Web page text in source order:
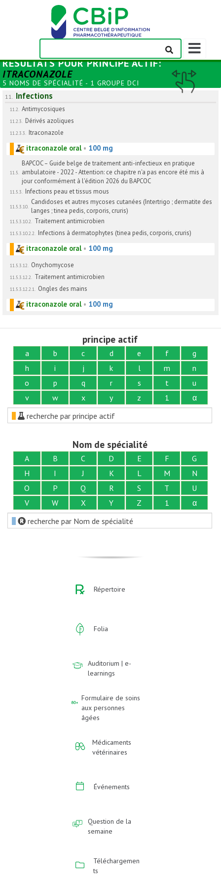
Afficher/
la
de
navigation
RÉSULTATS POURPRINCIPE ACTIF:
ITRACONAZOLE
5 NOMS DE SPÉCIALITÉ - 1 GROUPE DCI
11. Infections
11.2. Antimycosiques
11.2.3. Dérivés azoliques
11.2.3.3. Itraconazole
itraconazole oral• 100 mg
11.5.
BAPCOC – Guide belge de traitement anti-infectieux en pratique
ambulatoire - 2022 - Attention: ce chapitre n'a pas encore été mis à
jour conformément à l'édition 2026 du BAPCOC
11.5.3. Infections peau et tissus mous
11.5.3.10.
Candidoses et autres mycoses cutanées (Intertrigo ; dermatite des
langes ; tinea pedis, corporis, cruris)
11.5.3.10.2. Traitement antimicrobien
11.5.3.10.2.2. Infections à dermatophytes (tinea pedis, corporis, cruris)
itraconazole oral• 100 mg
11.5.3.12. Onychomycose
11.5.3.12.2. Traitement antimicrobien
11.5.3.12.2.1. Ongles des mains
itraconazole oral• 100 mg
principe actif
a b c d e f
g
h
i j k l m
n
o
p q r s t
u
v
w x y z 1
α
recherche par principe actif
Nom de spécialité
A B C D E F
G
H
I J K L M
N
O
P Q R S T
U
V
W X Y Z 1
α
recherche par Nom de spécialité
Répertoire
Folia
Auditorium | e-
learnings
Formulaire de soins
aux personnes
âgées
Médicaments
vétérinaires
Événements
Question de la
semaine
Téléchargemen
ts